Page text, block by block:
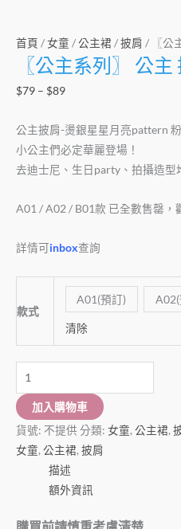
首頁 /女童 /公主裙 /披肩 / 〖公
〖公主系列〗 公主
$79 – $89
公主披肩-燙銀星星月亮pattern
小公主們必定華麗登場！
去迪士尼、生日party、拍攝造型
A01 / A02 / B01款 已全數售罄，
詳情可inbox查詢
款式
A01(預訂)
清除
加入購物車
貨號: 不提供 分類: 女童, 公主裙,
女童, 公主裙, 披肩
描述
額外資訊